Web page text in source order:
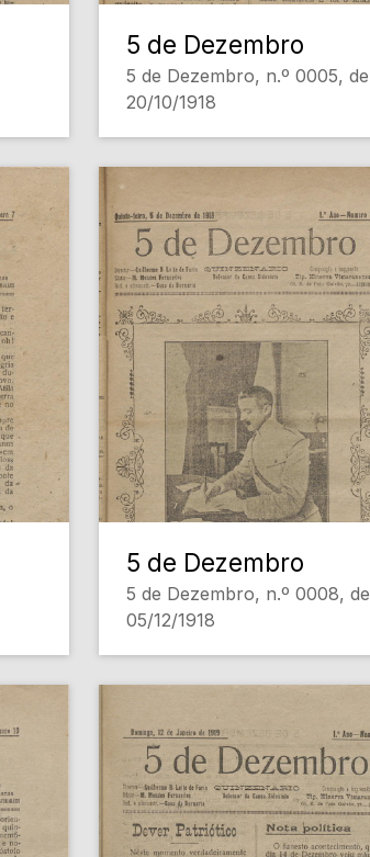
5 de Dezembro
5 de Dezembro, n.º 0005, de
20/10/1918
5 de Dezembro
5 de Dezembro, n.º 0008, de
05/12/1918